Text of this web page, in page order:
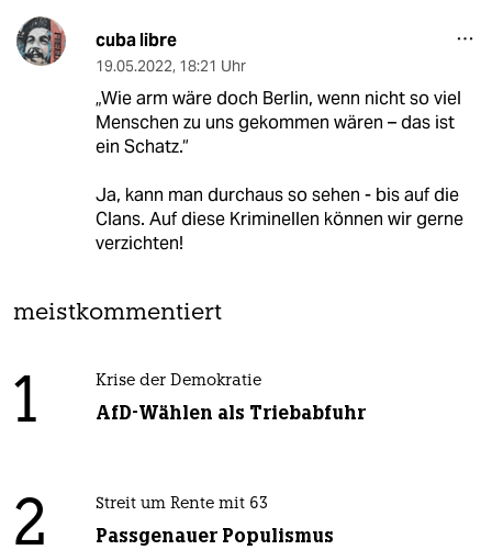
cuba libre
19.05.2022, 18:21 Uhr
„Wie arm wäre doch Berlin, wenn nicht so viel
Menschen zu uns gekommen wären – das ist
ein Schatz.“
Ja, kann man durchaus so sehen - bis auf die
Clans. Auf diese Kriminellen können wir gerne
verzichten!
meistkommentiert
1 Krise der Demokratie
AfD-Wählen als Triebabfuhr
2 Streit um Rente mit 63
Passgenauer Populismus